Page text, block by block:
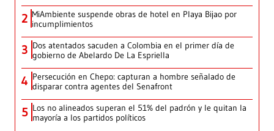
2 MiAmbiente suspende obras de hotel en Playa Bijao por
incumplimientos
3 Dos atentados sacuden a Colombia en el primer día de
gobierno de Abelardo De La Espriella
4 Persecución en Chepo: capturan a hombre señalado de
disparar contra agentes del Senafront
5 Los no alineados superan el 51% del padrón y le quitan la
mayoría a los partidos políticos